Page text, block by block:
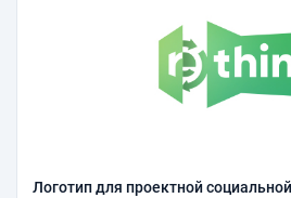
Логотип для проектной